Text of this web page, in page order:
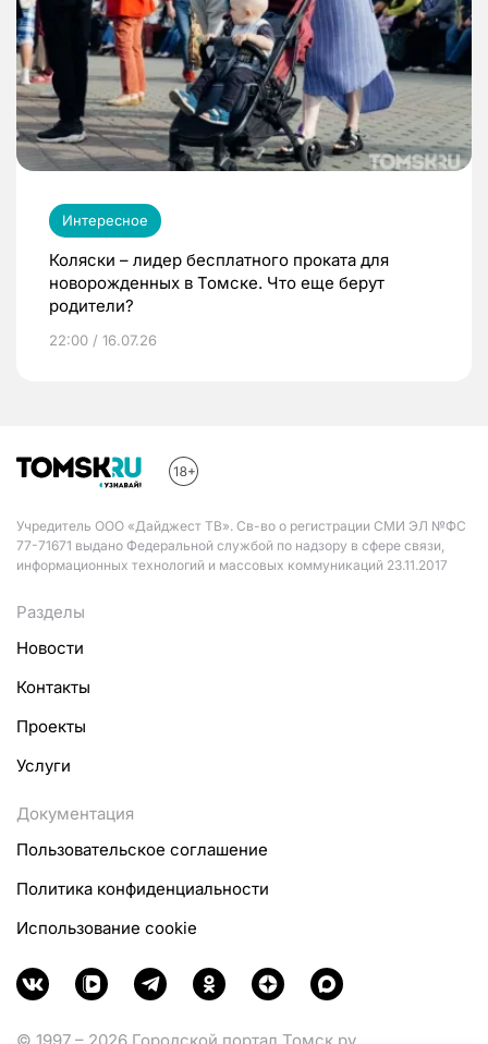
Интересное
Коляски – лидер бесплатного проката для
новорожденных в Томске. Что еще берут
родители?
22:00 / 16.07.26
Учредитель ООО «Дайджест ТВ». Св-во о регистрации СМИ ЭЛ №ФС
77-71671 выдано Федеральной службой по надзору в сфере связи,
информационных технологий и массовых коммуникаций 23.11.2017
Разделы
Новости
Контакты
Проекты
Услуги
Документация
Пользовательское соглашение
Политика конфиденциальности
Использование cookie